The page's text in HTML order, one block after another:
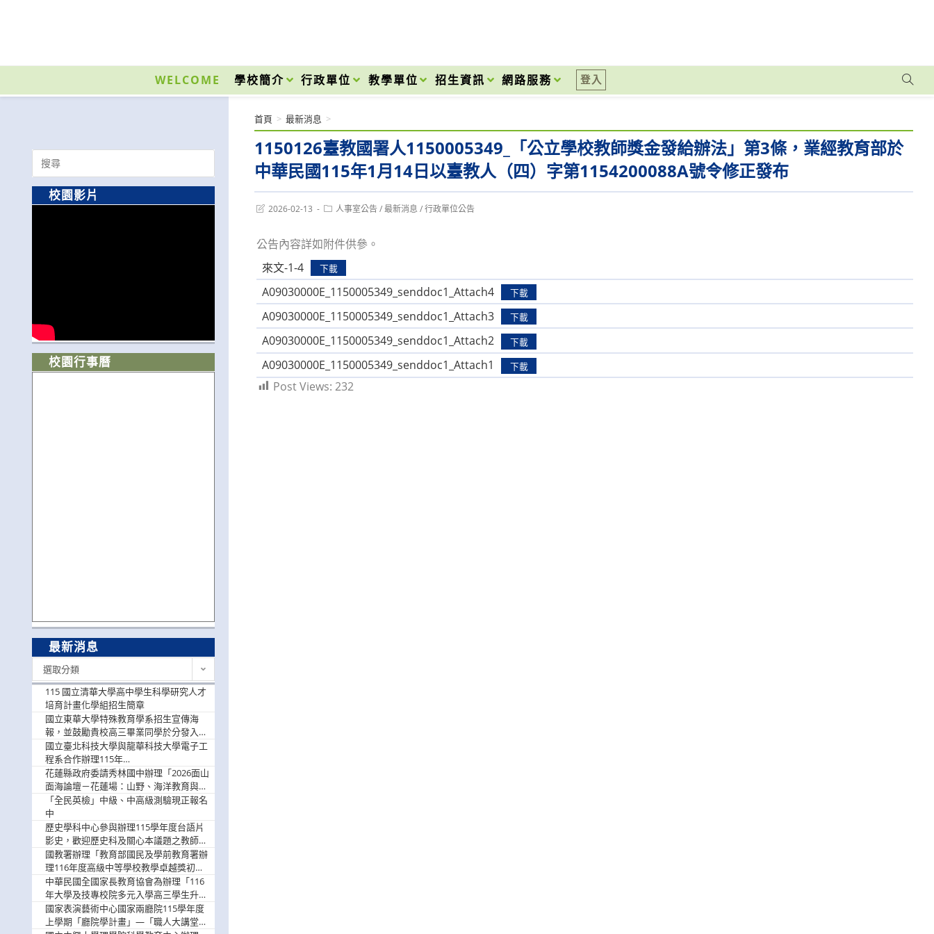
內
WELCOME 學校簡介 行政單位 教學單位 招生資訊 網路服務 登入
1150126臺教國署人1150005349_「公立學校教師獎金發給辦法」第3條，業經教育部於
中華民國115年1月14日以臺教人（四）字第1154200088A號令修正發布
首頁 > 最新消息 >
Post2026-02-13
Post人事室公告 / 最新消息 / 行政單位公告
公告內容詳如附件供參。
來文-1-4
下載
A09030000E_1150005349_senddoc1_Attach4 下載
A09030000E_1150005349_senddoc1_Attach3 下載
A09030000E_1150005349_senddoc1_Attach2 下載
A09030000E_1150005349_senddoc1_Attach1 下載
Post Views: 232
Search
for:
校園影片
校園行事曆
最新消息
選取分類
115 國立清華大學高中學生科學研究人才
培育計畫化學組招生簡章
國立東華大學特殊教育學系招生宣傳海
報，並鼓勵貴校高三畢業同學於分發入學
階段踴躍選填。
國立臺北科技大學與龍華科技大學電子工
程系合作辦理115年
「115.08.10~08.12「AI賦能應用於智慧半
導體研習營」，歡迎學生踴躍報名參加
花蓮縣政府委請秀林國中辦理「2026面山
面海論壇－花蓮場：山野、海洋教育與戶
外安全實務課程」，歡迎踴躍報名參加
「全民英檢」中級、中高級測驗現正報名
中
歷史學科中心參與辦理115學年度台語片
影史，歡迎歷史科及關心本議題之教師踴
躍報名參加
國教署辦理「教育部國民及學前教育署辦
理116年度高級中等學校教學卓越獎初選
實施計畫」，鼓勵教師踴躍報名
中華民國全國家長教育協會為辦理「116
年大學及技專校院多元入學高三學生升學
輔導家長說明會」
國家表演藝術中心國家兩廳院115學年度
上學期「廳院學計畫」—「職人大講堂」